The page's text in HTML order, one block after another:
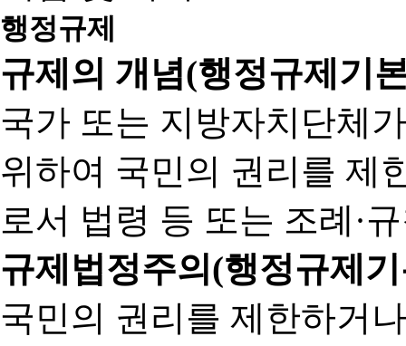
행정규제
규제의 개념(행정규제기
국가 또는 지방자치단체
위하여 국민의 권리를 제
로서 법령 등 또는 조례·
규제법정주의(행정규제
국민의 권리를 제한하거